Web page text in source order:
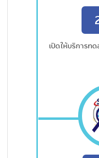
เปิดให้บริการท